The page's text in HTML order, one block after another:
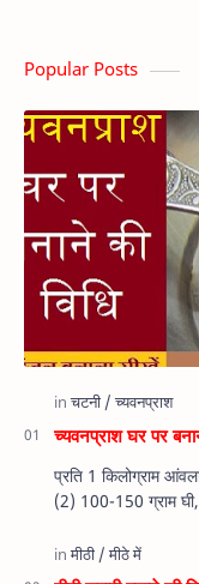
Popular Posts
च्यवनप्राश घर पर
प्रति 1 किलोग्राम आंवला लेने पर सामग्री– (1) एक
(2) 100-150 ग्राम घी, (3) 38 जड़ी-बूटियों का जौकुट पाउडर-340 ग्राम,